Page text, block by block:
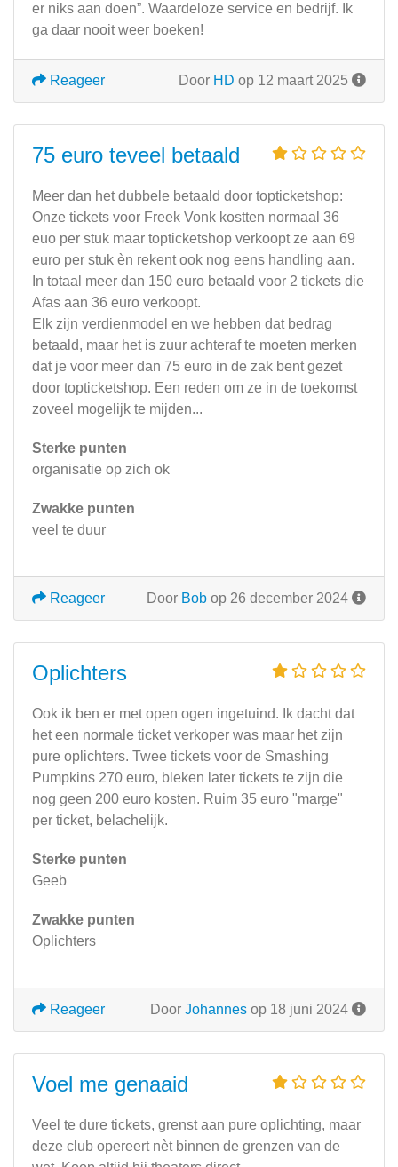
er niks aan doen”. Waardeloze service en bedrijf. Ik
ga daar nooit weer boeken!
Door HD op 12 maart 2025
Reageer
75 euro teveel betaald
Meer dan het dubbele betaald door topticketshop:
Onze tickets voor Freek Vonk kostten normaal 36
euo per stuk maar topticketshop verkoopt ze aan 69
euro per stuk èn rekent ook nog eens handling aan.
In totaal meer dan 150 euro betaald voor 2 tickets die
Afas aan 36 euro verkoopt.
Elk zijn verdienmodel en we hebben dat bedrag
betaald, maar het is zuur achteraf te moeten merken
dat je voor meer dan 75 euro in de zak bent gezet
door topticketshop. Een reden om ze in de toekomst
zoveel mogelijk te mijden...
Sterke punten
organisatie op zich ok
Zwakke punten
veel te duur
Door Bob op 26 december 2024
Reageer
Oplichters
Ook ik ben er met open ogen ingetuind. Ik dacht dat
het een normale ticket verkoper was maar het zijn
pure oplichters. Twee tickets voor de Smashing
Pumpkins 270 euro, bleken later tickets te zijn die
nog geen 200 euro kosten. Ruim 35 euro "marge"
per ticket, belachelijk.
Sterke punten
Geeb
Zwakke punten
Oplichters
Door Johannes op 18 juni 2024
Reageer
Voel me genaaid
Veel te dure tickets, grenst aan pure oplichting, maar
deze club opereert nèt binnen de grenzen van de